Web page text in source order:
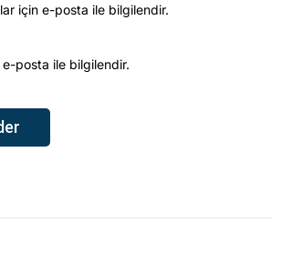
için e-posta ile bilgilendir.
e-posta ile bilgilendir.